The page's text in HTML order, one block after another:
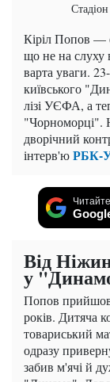
Кіріл Попов —
що не на слуху
варта уваги.
київського
лізі УЄФА, а
"Чорноморці".
дворічний
інтерв'юРБК-
Від
у
Попов прийшов
років. Дитяча
товариський
одразу
забив м'ячі й